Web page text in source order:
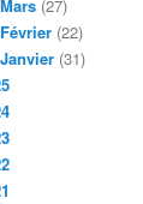
Mars (27)
Février (22)
Janvier (31)